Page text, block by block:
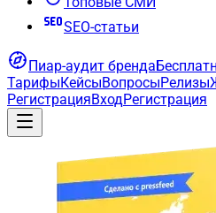
SEO-статьи
Пиар-аудит бренда
ТарифыКейсыВопросыРелизы
РегистрацияВходРегистрация